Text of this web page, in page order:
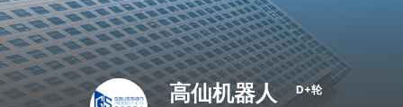
高仙机器人 D+轮